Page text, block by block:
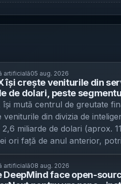
artificială05 aug. 2026
își crește veniturile din
de dolari, peste
pe pierdere, iar
își mută centrul de greutate
veniturile din divizia de
miliarde de dolari (aprox.
ori față de anul anterior,
vine în principal din
vinde capacitate de calcul
și rularea modelelor AI)
artificială08 aug. 2026
DeepMind face open-